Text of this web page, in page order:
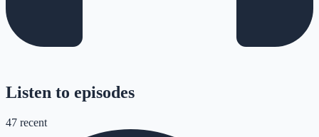
Listen to episodes
47 recent